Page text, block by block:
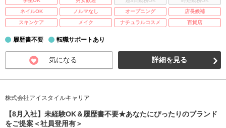
ネイルOK
ノルマなし オープニング
店長候補
スキンケア
メイク ナチュラルコスメ 百貨店
履歴書不要 転職サポートあり
気になる 詳細を見る
株式会社アイスタイルキャリア
【8月入社】未経験OK＆履歴書不要★あなたにぴったりのブランド
をご提案＜社員登用有＞